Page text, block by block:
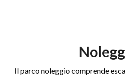
Il parco noleggio comprende